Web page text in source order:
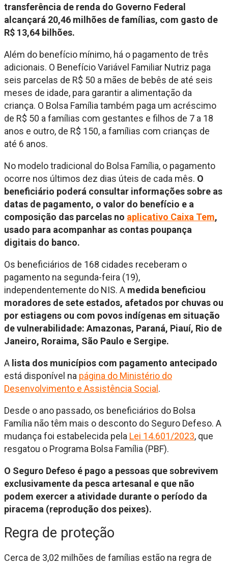
transferência de renda do Governo Federal
alcançará 20,46 milhões de famílias, com gasto de
R$ 13,64 bilhões.
Além do benefício mínimo, há o pagamento de três
adicionais. O Benefício Variável Familiar Nutriz paga
seis parcelas de R$ 50 a mães de bebês de até seis
meses de idade, para garantir a alimentação da
criança. O Bolsa Família também paga um acréscimo
de R$ 50 a famílias com gestantes e filhos de 7 a 18
anos e outro, de R$ 150, a famílias com crianças de
até 6 anos.
No modelo tradicional do Bolsa Família, o pagamento
ocorre nos últimos dez dias úteis de cada mês. O
beneficiário poderá consultar informações sobre as
datas de pagamento, o valor do benefício e a
composição das parcelas no aplicativo Caixa Tem,
usado para acompanhar as contas poupança
digitais do banco.
Os beneficiários de 168 cidades receberam o
pagamento na segunda-feira (19),
independentemente do NIS. A medida beneficiou
moradores de sete estados, afetados por chuvas ou
por estiagens ou com povos indígenas em situação
de vulnerabilidade: Amazonas, Paraná, Piauí, Rio de
Janeiro, Roraima, São Paulo e Sergipe.
A lista dos municípios com pagamento antecipado
está disponível na página do Ministério do
Desenvolvimento e Assistência Social .
Desde o ano passado, os beneficiários do Bolsa
Família não têm mais o desconto do Seguro Defeso. A
mudança foi estabelecida pela Lei 14.601/2023, que
resgatou o Programa Bolsa Família (PBF).
O Seguro Defeso é pago a pessoas que sobrevivem
exclusivamente da pesca artesanal e que não
podem exercer a atividade durante o período da
piracema (reprodução dos peixes).
Regra de proteção
Cerca de 3,02 milhões de famílias estão na regra de